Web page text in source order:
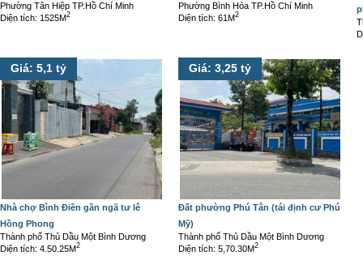
Phường Tân Hiệp TP.Hồ Chí Minh
Diện tích: 1525M2
Phường Bình Hòa TP.Hồ Chí Minh
Diện tích: 61M2
Giá: 5,1 tỷ
Nhà chợ Bình Điền gần ngã tư lê
Hồng Phong
Thành phố Thủ Dầu Một Bình Dương
Diện tích: 4.50.25M2
Giá: 3,25 tỷ
Đất phường Phú Tân (tái định cư Phú
Mỹ)
Thành phố Thủ Dầu Một Bình Dương
Diện tích: 5,70.30M2